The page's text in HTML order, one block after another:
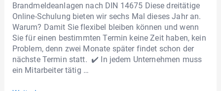
Brandmeldeanlagen nach DIN 14675 Diese dreitätige
Online-Schulung bieten wir sechs Mal dieses Jahr an.
Warum? Damit Sie flexibel bleiben können und wenn
Sie für einen bestimmten Termin keine Zeit haben, kein
Problem, denn zwei Monate später findet schon der
nächste Termin statt. ✔️ In jedem Unternehmen muss
ein Mitarbeiter tätig …